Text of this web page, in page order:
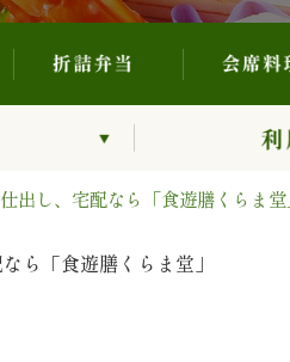
出し、宅配なら「食遊膳くらま堂
ら「食遊膳くらま堂」